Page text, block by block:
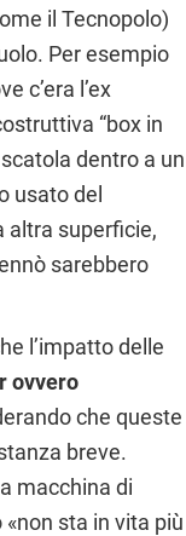
il Tecnopolo)
Per esempio
c’era l’ex
“box in
dentro a un
usato del
altra superficie,
sarebbero
l’impatto delle
ovvero
che queste
breve.
macchina di
sta in vita più